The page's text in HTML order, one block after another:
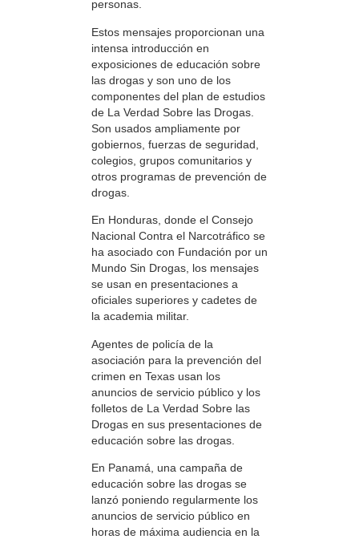
personas.
Estos mensajes proporcionan una
intensa introducción en
exposiciones de educación sobre
las drogas y son uno de los
componentes del plan de estudios
de La Verdad Sobre las Drogas.
Son usados ampliamente por
gobiernos, fuerzas de seguridad,
colegios, grupos comunitarios y
otros programas de prevención de
drogas.
En Honduras, donde el Consejo
Nacional Contra el Narcotráfico se
ha asociado con Fundación por un
Mundo Sin Drogas, los mensajes
se usan en presentaciones a
oficiales superiores y cadetes de
la academia militar.
Agentes de policía de la
asociación para la prevención del
crimen en Texas usan los
anuncios de servicio público y los
folletos de La Verdad Sobre las
Drogas en sus presentaciones de
educación sobre las drogas.
En Panamá, una campaña de
educación sobre las drogas se
lanzó poniendo regularmente los
anuncios de servicio público en
horas de máxima audiencia en la